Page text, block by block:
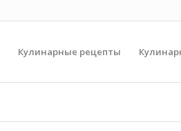
Кулинарные рецепты